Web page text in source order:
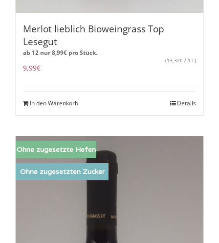
Merlot lieblich Bioweingrass Top
Lesegut
ab 12 nur8,99€ pro Stück.
9,99€
(13,32€/ 1 L)
In den Warenkorb Details
Ohne zugesetzte Hefen
Ohne zugesetzten Zucker